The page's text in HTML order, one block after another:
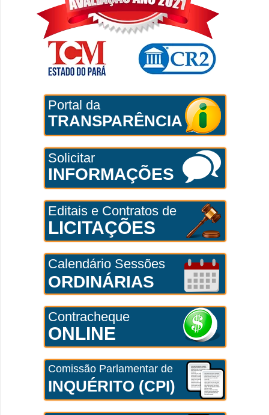
Portal da
TRANSPARÊNCIA
Solicitar
INFORMAÇÕES
Editais e Contratos de
LICITAÇÕES
Calendário Sessões
ORDINÁRIAS
Contracheque
ONLINE
Comissão Parlamentar de
INQUÉRITO (CPI)